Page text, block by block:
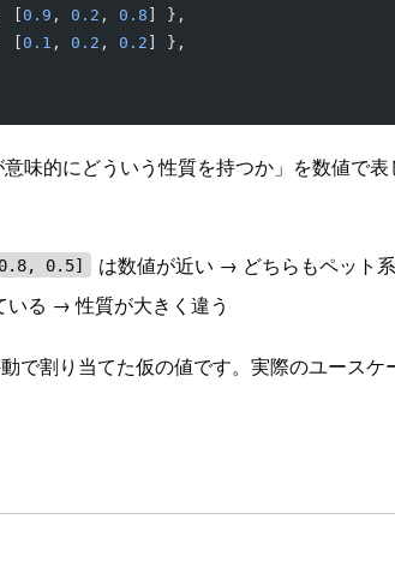
[ 0.9 , 0.2 , 0.8 ] },
[ 0.1 , 0.2 , 0.2 ] },
味的にどういう性質を持つか」を数値で
0.5]
は数値が近い → どちらもペット
いる → 性質が大きく違う
で割り当てた仮の値です。実際のユース